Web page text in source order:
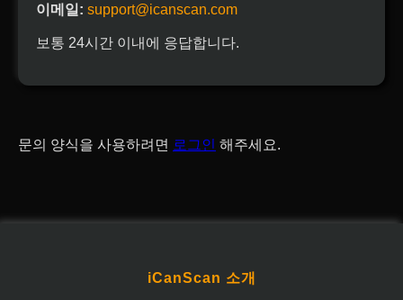
이메일: support@icanscan.com
보통 24시간 이내에 응답합니다.
문의 양식을 사용하려면 로그인 해주세요.
iCanScan 소개